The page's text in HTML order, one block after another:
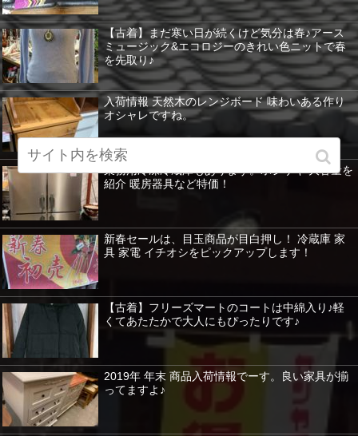
【古着】まだ寒い日が続くけど気分は春♪アース
ミュージック&エコロジーのきれい色ニットで春
を先取り♪
入荷情報 天然木のレンジボード 味わいある作り
オシャレですね。
業務用冷凍冷蔵庫もあります。ホシザキ 大容量を
紹介 暖房器具など特価！
新春セールは、目玉商品が目白押し！ 冷蔵庫 家
具 家電 イチオシをピックアップします！
【古着】フリーズマートのコートは中綿入り♪軽
くてあたたかで大人にもぴったりです♪
2019年 年末 商品入荷情報でーす。良い家具が揃
ってますよ♪